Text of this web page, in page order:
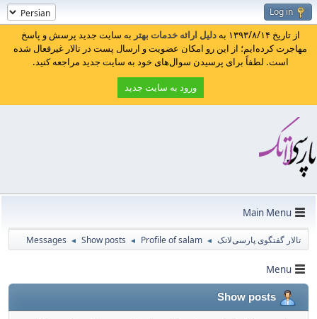
Log in
از تاریخ ۱۳۹۳/۸/۱۴ به دلیل ارائه خدمات بهتر به سایت جدید پرسش و پاسخ
مهاجرت کرده‌ایم؛ از این رو امکان عضویت و ارسال پست در تالار غیرفعال شده
است. لطفاً برای پرسیدن سوال‌های خود به سایت جدید مراجعه کنید.
ورود به سایت جدید
Main Menu
تالار گفتگوی پارسی‌لاتک ◄
Profile of salam
◄
Show posts
◄
Messages
Menu
Show posts